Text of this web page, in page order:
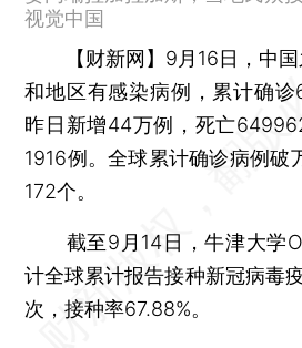
视觉中国
【财新网】 9月16日，中
和地区有感染病例，累计确
昨日新增44万例，死亡
1916例。全球累计确诊病例破
172个。
截至9月14日，牛津大学
计全球累计报告接种新冠病毒
次，接种率67.88%。